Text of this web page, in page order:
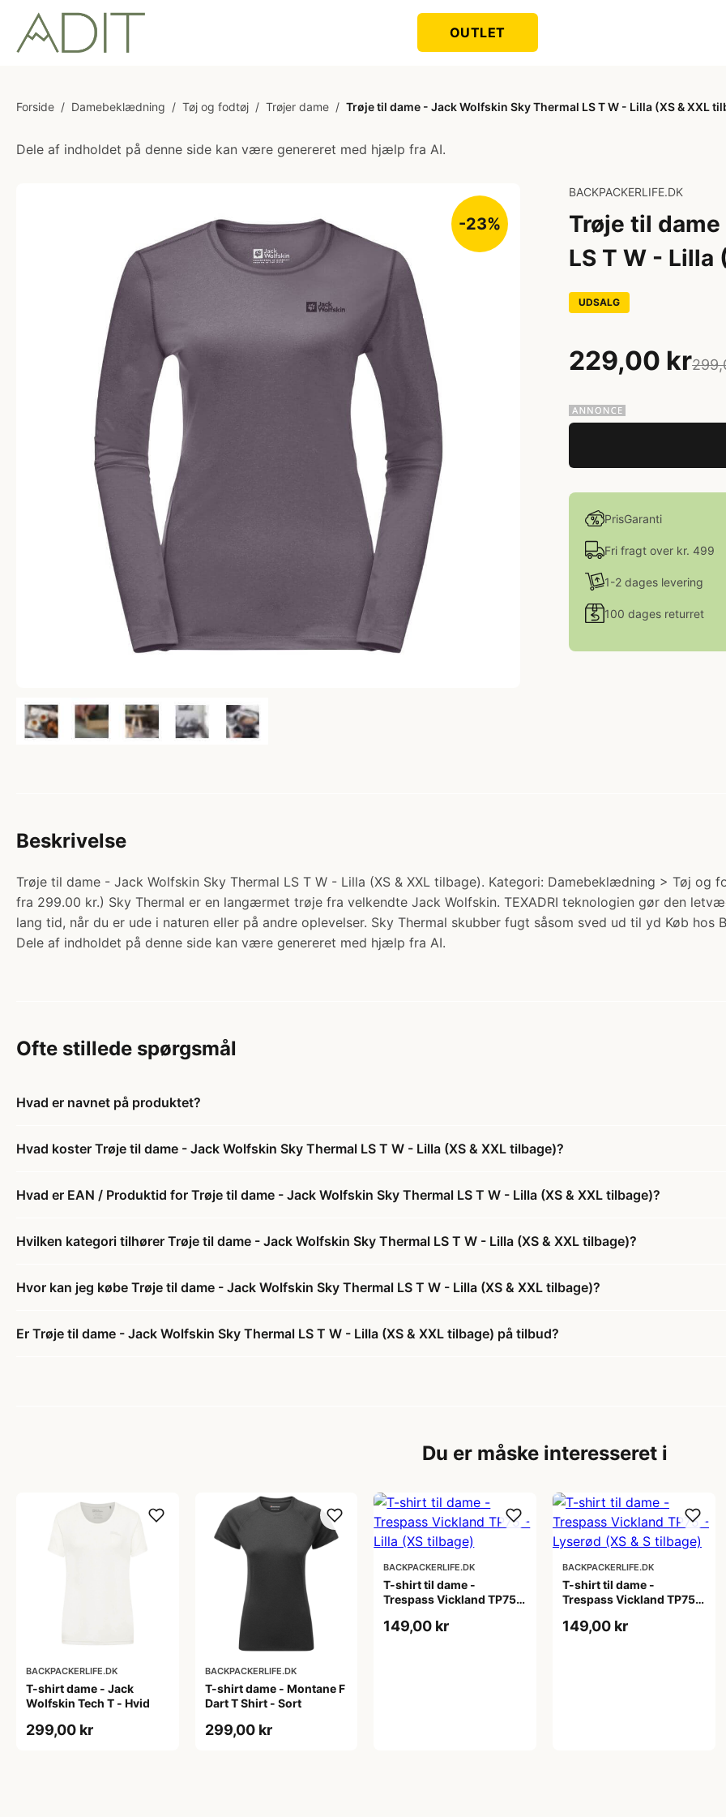
OUTLET
Forside / Damebeklædning / Tøj og fodtøj / Trøjer dame / Trøje til dame - Jack Wolfskin Sky Thermal LS T W - Lilla (XS & XXL
Dele af indholdet på denne side kan være genereret med hjælp fra AI.
-23%
BACKPACKERLIFE.DK
Trøje til
LS T W - Lilla
UDSALG
229,00 kr
PrisGaranti
Fri fragt over kr. 499
1-2 dages levering
100 dages returret
Beskrivelse
Trøje til dame - Jack Wolfskin Sky Thermal LS T W - Lilla (XS & XXL tilbage). Kategori: Damebeklædning > Tøj og
fra 299.00 kr.) Sky Thermal er en langærmet trøje fra velkendte Jack Wolfskin. TEXADRI teknologien gør den
lang tid, når du er ude i naturen eller på andre oplevelser. Sky Thermal skubber fugt såsom sved ud til yd Køb hos
Dele af indholdet på denne side kan være genereret med hjælp fra AI.
Ofte stillede spørgsmål
Hvad er navnet på produktet?
Hvad koster Trøje til dame - Jack Wolfskin Sky Thermal LS T W - Lilla (XS & XXL tilbage)?
Hvad er EAN / Produktid for Trøje til dame - Jack Wolfskin Sky Thermal LS T W - Lilla (XS & XXL tilbage)?
Hvilken kategori tilhører Trøje til dame - Jack Wolfskin Sky Thermal LS T W - Lilla (XS & XXL tilbage)?
Hvor kan jeg købe Trøje til dame - Jack Wolfskin Sky Thermal LS T W - Lilla (XS & XXL tilbage)?
Er Trøje til dame - Jack Wolfskin Sky Thermal LS T W - Lilla (XS & XXL tilbage) på tilbud?
Du er måske interesseret i
BACKPACKERLIFE.DK
T-shirt dame - Jack
Wolfskin Tech T - Hvid
299,00 kr
BACKPACKERLIFE.DK
T-shirt dame - Montane F
Dart T Shirt - Sort
299,00 kr
BACKPACKERLIFE.DK
T-shirt til dame -
Trespass Vickland TP75 -
149,00 kr
BACKPACKERLIFE.DK
T-shirt til dame -
Trespass Vickland TP75 -
149,00 kr